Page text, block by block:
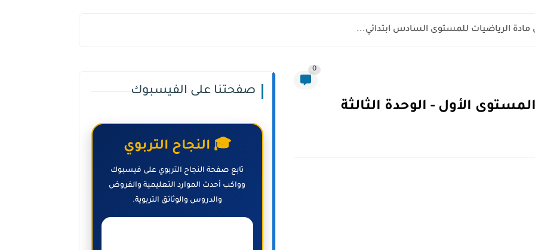
مادة الرياضيات للمستوى السادس ابتدائي...
0
الأول - الوحدة الثالثة
صفحتنا على الفيسبوك
🎓 النجاح التربوي
تابع صفحة النجاح التربوي على فيسبوك
وواكب أحدث الموارد التعليمية والفروض
والدروس والوثائق التربوية.